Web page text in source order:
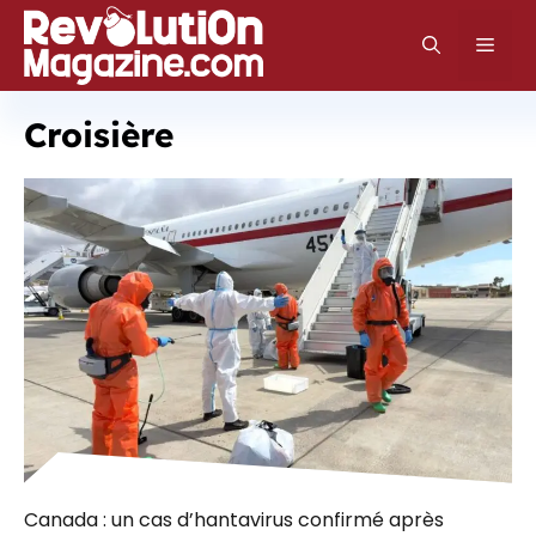
Aller
au
contenu
Croisière
Canada : un cas d’hantavirus confirmé après